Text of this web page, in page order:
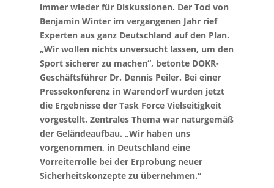
immer wieder für Diskussionen. Der Tod von
Benjamin Winter im vergangenen Jahr rief
Experten aus ganz Deutschland auf den Plan.
„Wir wollen nichts unversucht lassen, um den
Sport sicherer zu machen“, betonte DOKR-
Geschäftsführer Dr. Dennis Peiler. Bei einer
Pressekonferenz in Warendorf wurden jetzt
die Ergebnisse der Task Force Vielseitigkeit
vorgestellt. Zentrales Thema war naturgemäß
der Geländeaufbau. „Wir haben uns
vorgenommen, in Deutschland eine
Vorreiterrolle bei der Erprobung neuer
Sicherheitskonzepte zu übernehmen.“